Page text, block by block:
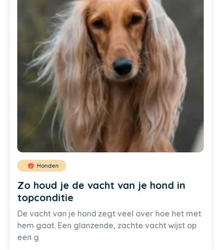
Honden
Zo houd je de vacht van je hond in
topconditie
De vacht van je hond zegt veel over hoe het met
hem gaat. Een glanzende, zachte vacht wijst op
een g